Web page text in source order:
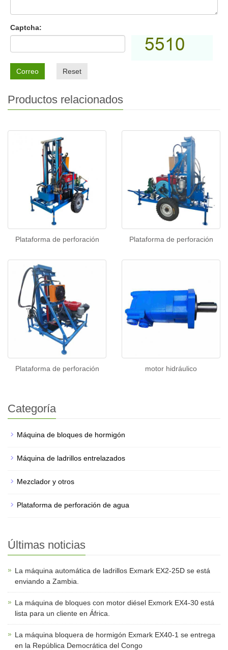
Captcha:
Correo Reset
Productos relacionados
Plataforma de perforación Plataforma de perforación
Plataforma de perforación motor hidráulico
Categoría
Máquina de bloques de hormigón
Máquina de ladrillos entrelazados
Mezclador y otros
Plataforma de perforación de agua
Últimas noticias
La máquina automática de ladrillos Exmark EX2-25D se está
enviando a Zambia.
La máquina de bloques con motor diésel Exmork EX4-30 está
lista para un cliente en África.
La máquina bloquera de hormigón Exmark EX40-1 se entrega
en la República Democrática del Congo